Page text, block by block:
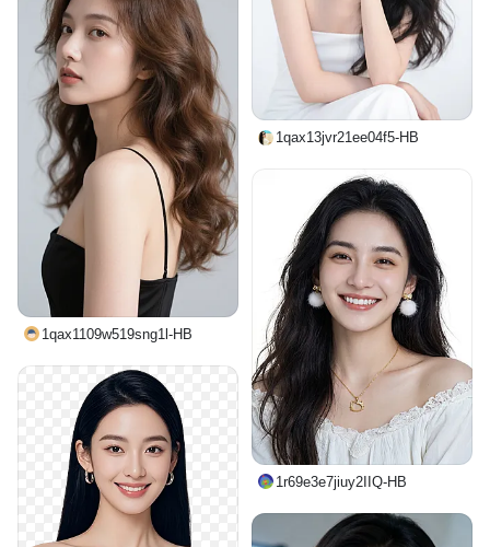
1qax13jvr21ee04f5-HB
1qax1109w519sng1l-HB
1r69e3e7jiuy2IIQ-HB